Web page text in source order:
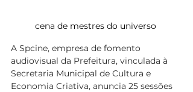
cena de mestres do universo
A Spcine, empresa de fomento
audiovisual da Prefeitura, vinculada à
Secretaria Municipal de Cultura e
Economia Criativa, anuncia 25 sessões